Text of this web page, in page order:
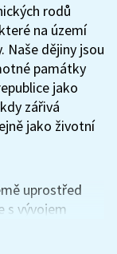
rodů
na území
Naše dějiny jsou
památky
jako
zářivá
jako životní
uprostřed
s vývojem
spjato.